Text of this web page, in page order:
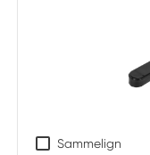
Sammelign